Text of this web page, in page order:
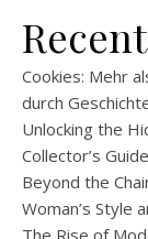
Cookies: Mehr
durch
Unlocking the
Collector’s
Beyond the
Woman’s Style
The Rise of